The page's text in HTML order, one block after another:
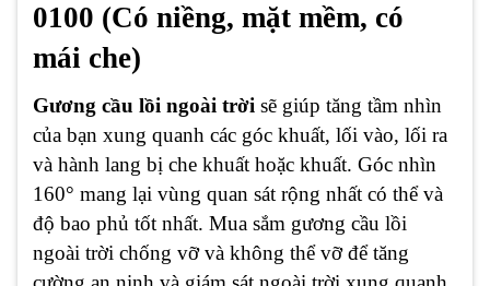
0100 (Có niềng, mặt mềm, có
mái che)
Gương cầu lồi ngoài trời sẽ giúp tăng tầm nhìn
của bạn xung quanh các góc khuất, lối vào, lối ra
và hành lang bị che khuất hoặc khuất. Góc nhìn
160° mang lại vùng quan sát rộng nhất có thể và
độ bao phủ tốt nhất. Mua sắm gương cầu lồi
ngoài trời chống vỡ và không thể vỡ để tăng